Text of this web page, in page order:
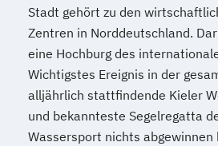
Stadt gehört zu den
Zentren in Norddeutschland.
eine Hochburg des
Wichtigstes Ereignis in der
alljährlich stattfindende Kieler
und bekannteste Segelregatta
Wassersport nichts abgewinnen